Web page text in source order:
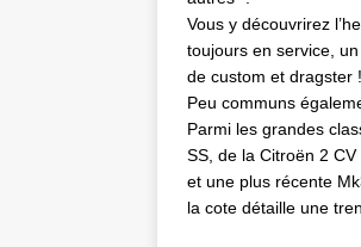
Vous y découvrirez
toujours en service,
de custom et dragster !
Peu communs
Parmi les grandes
SS, de la Citroën 2
et une plus récente
la cote détaille une